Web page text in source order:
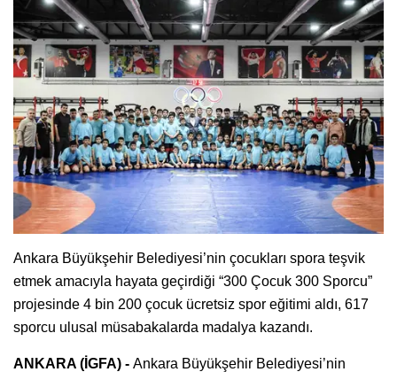
Ankara Büyükşehir Belediyesi’nin çocukları spora teşvik
etmek amacıyla hayata geçirdiği “300 Çocuk 300 Sporcu”
projesinde 4 bin 200 çocuk ücretsiz spor eğitimi aldı, 617
sporcu ulusal müsabakalarda madalya kazandı.
ANKARA (İGFA) - Ankara Büyükşehir Belediyesi’nin